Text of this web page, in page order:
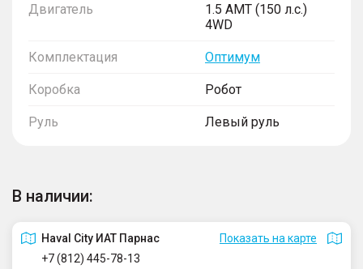
Двигатель
1.5 AMT (150 л.с.)
4WD
Комплектация Оптимум
Коробка Робот
Руль Левый руль
В наличии:
Haval City ИАТ Парнас
Показать на карте
+7 (812) 445-78-13